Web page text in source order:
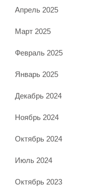
Апрель 2025
Март 2025
Февраль 2025
Январь 2025
Декабрь 2024
Ноябрь 2024
Октябрь 2024
Июль 2024
Октябрь 2023